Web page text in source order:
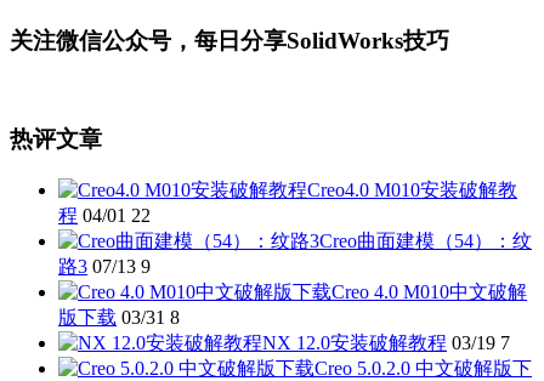
关注微信公众号，每日分享SolidWorks技巧
热评文章
Creo4.0 M010安装破解教
程 04/01 22
Creo曲面建模（54）：纹
路3 07/13 9
Creo 4.0 M010中文破解
版下载 03/31 8
NX 12.0安装破解教程 03/19 7
Creo 5.0.2.0 中文破解版下